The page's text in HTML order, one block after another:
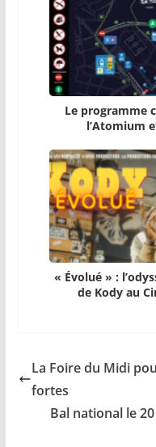
Le programme
l’Atomium
« Évolué » :
de Kody au
La Foire du Midi
fortes
Bal national le